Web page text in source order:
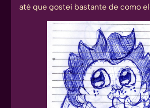
até que gostei bastante de como